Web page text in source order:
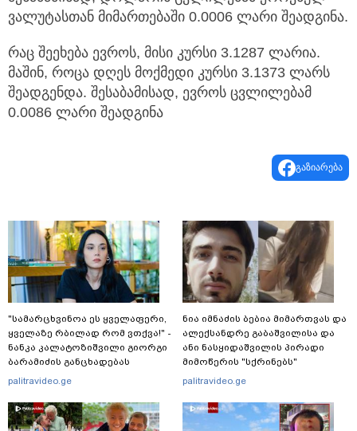
ვალუტასთან მიმართებაში 0.0006 ლარი შეადგინა.
რაც შეეხება ევროს, მისი კურსი 3.1287 ლარია.
მაშინ, როცა დღეს მოქმედი კურსი 3.1373 ლარს
შეადგენდა. შესაბამისად, ევროს ცვლილებამ
0.0086 ლარი შეადგინა
გაზიარება
"სა­მარ­ცხვი­ნოა ეს ყვე­ლა­ფე­რი,
ყვე­ლა­ზე რბი­ლად რომ ვთქვა!" -
ნანკა კალატოზიშვილი გიორგი
ბარამიძის განცხადებას
ეხმაურება
palitravideo.ge
ნია იმნაძის ბებია მიმართვას და
ალექსანდრე გაბაშვილისა და
ანი ნასყიდაშვილის პირადი
მიმოწერის "სქრინებს"
ავრცელებს
palitravideo.ge